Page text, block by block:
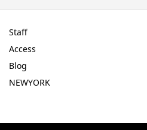
Staff
Access
Blog
NEWYORK